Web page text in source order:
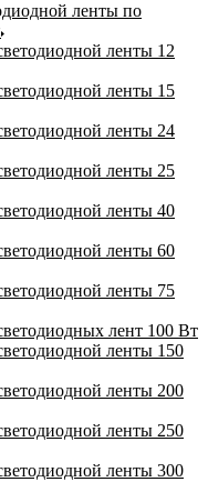
ленты по
ленты 12
ленты 15
ленты 24
ленты 25
ленты 40
ленты 60
ленты 75
лент 100 Вт
ленты 150
ленты 200
ленты 250
ленты 300